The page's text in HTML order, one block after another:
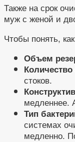
Также на срок
муж с женой и
Чтобы понять,
Объем
стоков.
медленнее.
Тип
системах
медленно.